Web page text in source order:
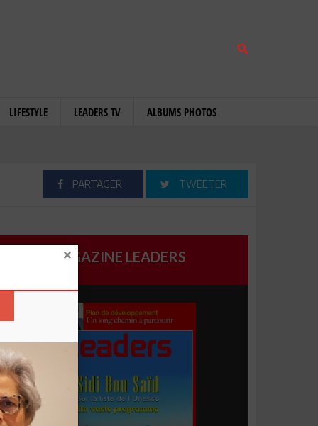
LIFESTYLE LEADERS TV ALBUMS PHOTOS
PARTAGER TWEETER
MAGAZINE LEADERS